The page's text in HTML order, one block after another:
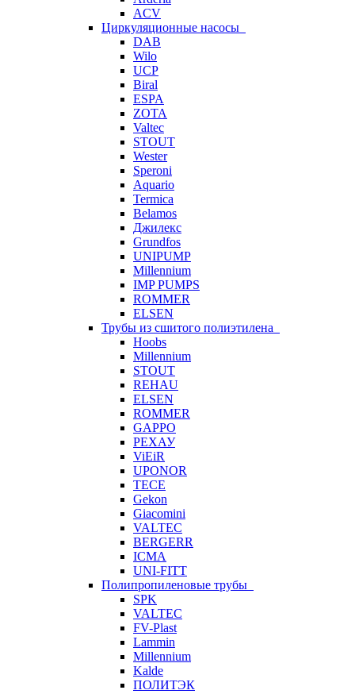
ACV
Циркуляционные насосы
DAB
Wilo
UCP
Biral
ESPA
ZOTA
Valtec
STOUT
Wester
Speroni
Aquario
Termica
Belamos
Джилекс
Grundfos
UNIPUMP
Millennium
IMP PUMPS
ROMMER
ELSEN
Трубы из сшитого полиэтилена
Hoobs
Millennium
STOUT
REHAU
ELSEN
ROMMER
GAPPO
РЕХАУ
ViEiR
UPONOR
TECE
Gekon
Giacomini
VALTEC
BERGERR
ICMA
UNI-FITT
Полипропиленовые трубы
SPK
VALTEC
FV-Plast
Lammin
Millennium
Kalde
ПОЛИТЭК